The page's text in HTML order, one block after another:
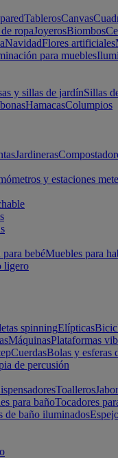
TablerosCanvas
ropaJoyerosBiombos
NavidadFlores artificiales
para muebles
y sillas de jardínSillas
HamacasColumpios
Jardineras
y estaciones
bebéMuebles para
ligero
spinningElípticas
MáquinasPlataformas
CuerdasBolas y esferas
de percusión
Toalleros
para bañoTocadores
de baño iluminados